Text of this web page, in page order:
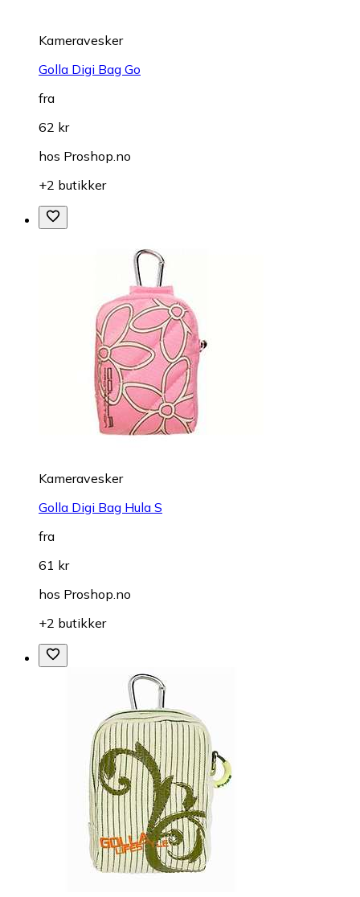
Kameravesker
Golla Digi Bag Go
fra
62 kr
hos Proshop.no
+2 butikker
Kameravesker
Golla Digi Bag Hula S
fra
61 kr
hos Proshop.no
+2 butikker